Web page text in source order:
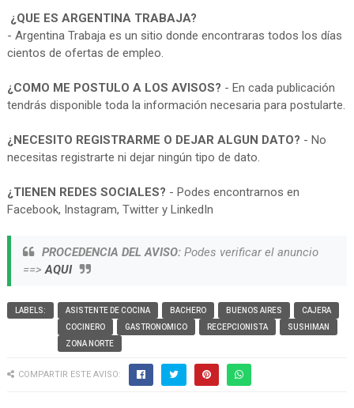
¿QUE ES ARGENTINA TRABAJA?
- Argentina Trabaja es un sitio donde encontraras todos los días
cientos de ofertas de empleo.
¿COMO ME POSTULO A LOS AVISOS? - En cada publicación
tendrás disponible toda la información necesaria para postularte.
¿NECESITO REGISTRARME O DEJAR ALGUN DATO? - No
necesitas registrarte ni dejar ningún tipo de dato.
¿TIENEN REDES SOCIALES? - Podes encontrarnos en
Facebook, Instagram, Twitter y LinkedIn
PROCEDENCIA DEL AVISO:Podes verificar el anuncio
==>AQUI
LABELS: ASISTENTE DE COCINA BACHERO BUENOS AIRES
CAJERA
COCINERO
GASTRONOMICO RECEPCIONISTA
SUSHIMAN
ZONA NORTE
COMPARTIR ESTE AVISO: